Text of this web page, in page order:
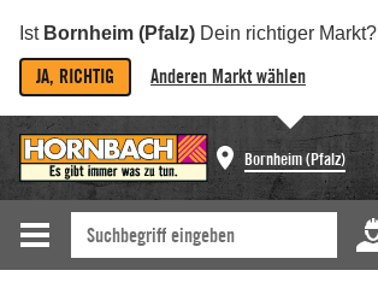
Ist Bornheim (Pfalz) Dein richtiger Markt?
JA, RICHTIG Anderen Markt wählen
Bornheim (Pfalz)